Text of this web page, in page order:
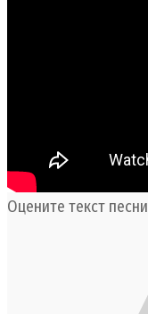
Оцените текст песни